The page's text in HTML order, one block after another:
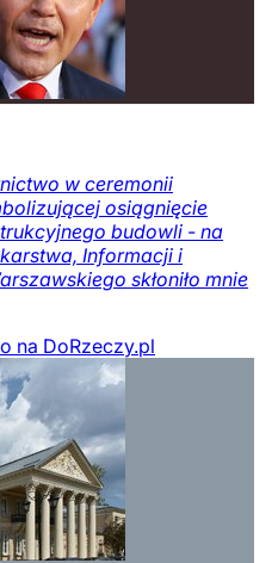
w ceremonii
osiągnięcie
budowli - na
Informacji i
skłoniło mnie
na DoRzeczy.pl